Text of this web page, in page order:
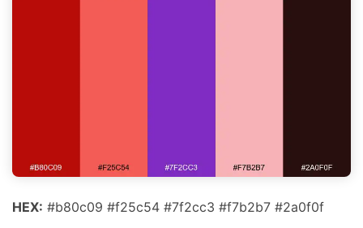
HEX: #b80c09 #f25c54 #7f2cc3 #f7b2b7 #2a0f0f